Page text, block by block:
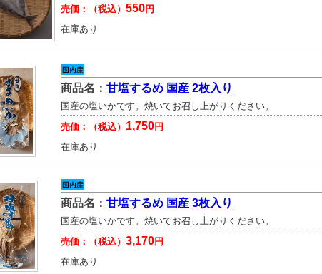
売価：（税込） 550円
在庫あり
商品名： 甘塩するめ 国産 2枚入り
国産の塩いかです。焼いてお召し上がりください。
売価：（税込） 1,750円
在庫あり
商品名： 甘塩するめ 国産 3枚入り
国産の塩いかです。焼いてお召し上がりください。
売価：（税込） 3,170円
在庫あり